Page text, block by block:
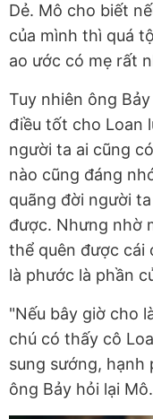
Dẻ. Mô cho biết
của mình thì quá
ao ước có mẹ rất
Tuy nhiên ông
điều tốt cho Loan
người ta ai cũng
nào cũng đáng
quãng đời người
được. Nhưng nhờ
thể quên được cái
là phước là phần
"Nếu bây giờ cho
chú có thấy cô
sung sướng, hạnh
ông Bảy hỏi lại Mô.